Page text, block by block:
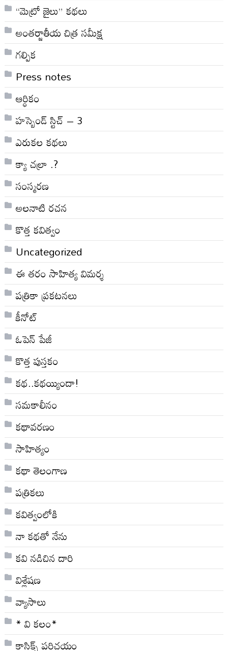
“మెట్రో జైలు” కథలు
అంతర్జాతీయ చిత్ర సమీక్ష
గల్పిక
Press notes
ఆర్ధికం
హస్బెండ్ స్టిచ్ – 3
ఎరుకల కథలు
క్యా చల్రా .?
సంస్మరణ
అలనాటి రచన
కొత్త కవిత్వం
Uncategorized
ఈ తరం సాహిత్య విమర్శ
పత్రికా ప్రకటనలు
కీనోట్
ఓపెన్ పేజీ
కొత్త పుస్తకం
కథ..కథయ్యిందా!
సమకాలీనం
కథావరణం
సాహిత్యం
కథా తెలంగాణ
పత్రికలు
కవిత్వంలోకి
నా క‌థ‌తో నేను
కవి నడిచిన దారి
విశ్లేషణ
వ్యాసాలు
* వి క‌లం*
క్లాసిక్స్ ప‌రిచ‌యం